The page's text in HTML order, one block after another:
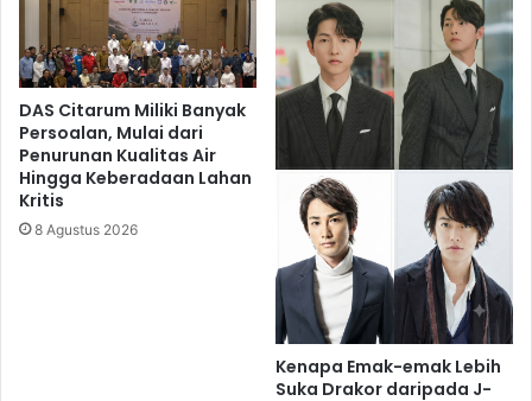
DAS Citarum Miliki Banyak
Persoalan, Mulai dari
Penurunan Kualitas Air
Hingga Keberadaan Lahan
Kritis
8 Agustus 2026
Kenapa Emak-emak Lebih
Suka Drakor daripada J-